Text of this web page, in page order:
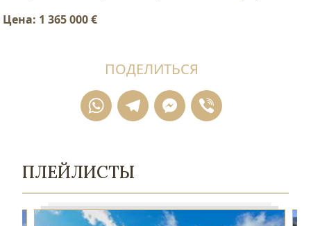
Цена: 1 365 000 €
ПОДЕЛИТЬСЯ
WhatsApp
Telegram
Messenger
ПЛЕЙЛИСТЫ